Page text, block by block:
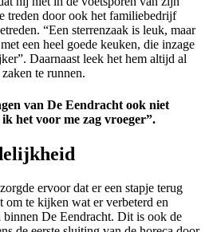
treden doorook het familiebedrijf
“Een sterrenzaak is leuk, maar
een heel goede keuken, die inzage
”. Daarnaast leek het hem altijd al
te runnen.
van De Eendracht ook niet
ik het voor me zag vroeger”.
ervoor dat er een stapje terug
om te kijken wat erverbeterd en
De Eendracht. Dit is ook de